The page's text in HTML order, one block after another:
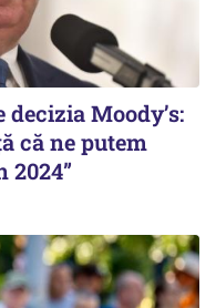
Moody’s:
că ne putem